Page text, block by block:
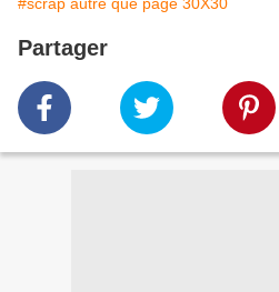
Partager